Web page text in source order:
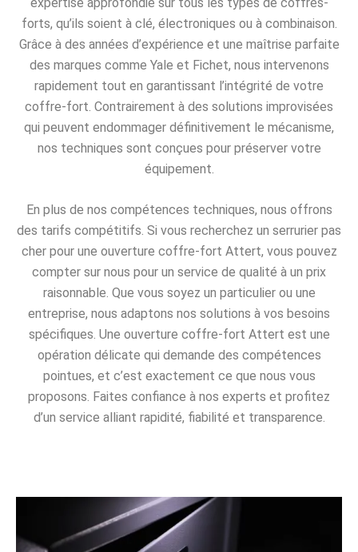
forts, qu’ils soient à clé, électroniques ou à combinaison.
Grâce à des années d’expérience et une maîtrise parfaite
des marques comme Yale et Fichet, nous intervenons
rapidement tout en garantissant l’intégrité de votre
coffre-fort. Contrairement à des solutions improvisées
qui peuvent endommager définitivement le mécanisme,
nos techniques sont conçues pour préserver votre
équipement.
En plus de nos compétences techniques, nous offrons
des tarifs compétitifs. Si vous recherchez un serrurier pas
cher pour une ouverture coffre-fort Attert, vous pouvez
compter sur nous pour un service de qualité à un prix
raisonnable. Que vous soyez un particulier ou une
entreprise, nous adaptons nos solutions à vos besoins
spécifiques. Une ouverture coffre-fort Attert est une
opération délicate qui demande des compétences
pointues, et c’est exactement ce que nous vous
proposons. Faites confiance à nos experts et profitez
d’un service alliant rapidité, fiabilité et transparence.